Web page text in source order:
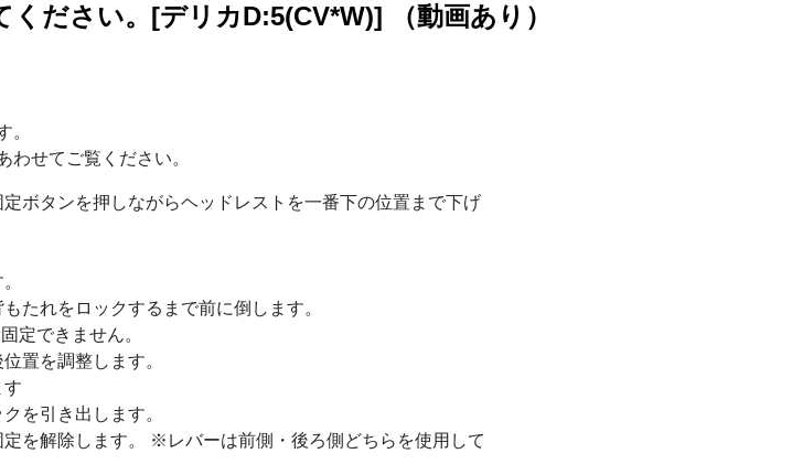
ださい。[デリカD:5(CV*W)] （動画あり）
。
せてご覧ください。
ボタンを押しながらヘッドレストを一番下の位置まで下げ
たれをロックするまで前に倒します。
定できません。
置を調整します。
す
を引き出します。
を解除します。 ※レバーは前側・後ろ側どちらを使用して